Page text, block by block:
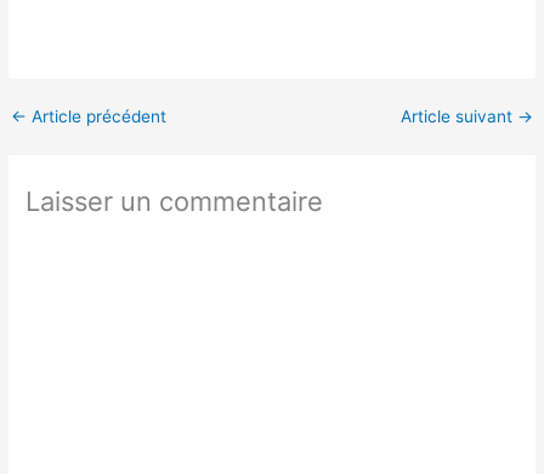
← Article précédent Article suivant →
Laisser un commentaire